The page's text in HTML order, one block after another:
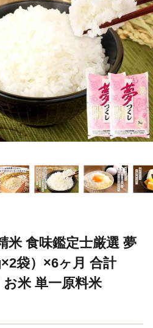
米 食味鑑定士厳選 夢
袋）×6ヶ月 合計
米 単一原料米